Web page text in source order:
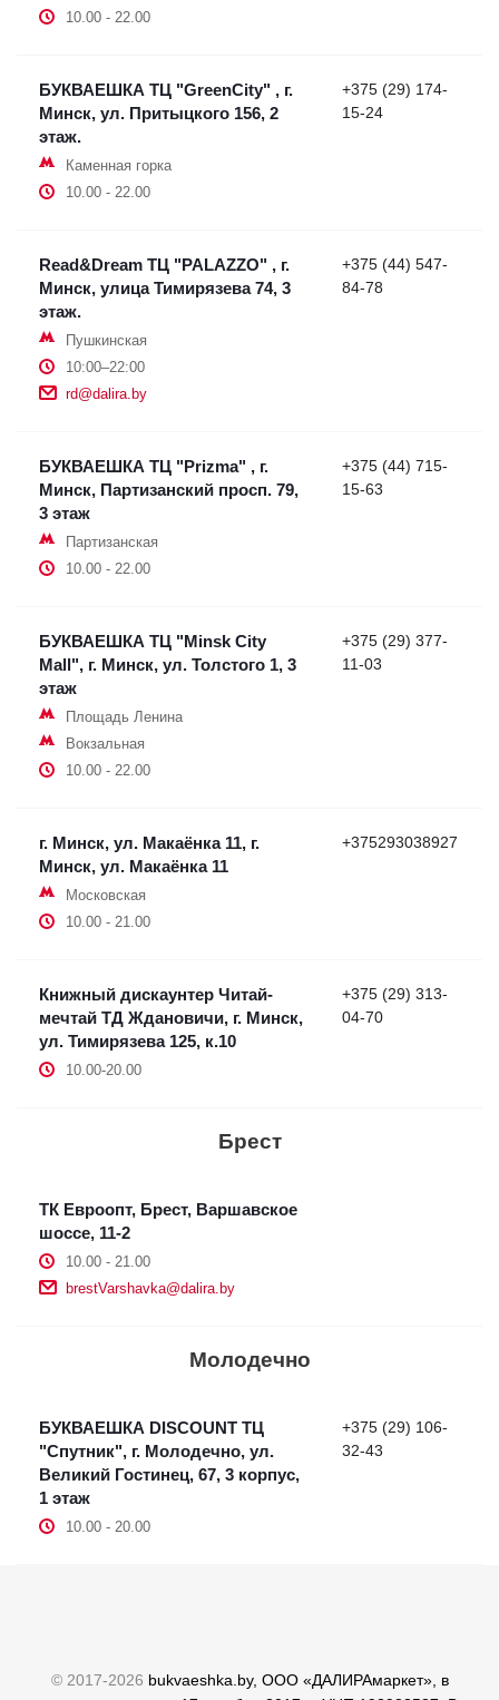
10.00 - 22.00
БУКВАЕШКА ТЦ "GreenCity" , г.
Минск, ул. Притыцкого 156, 2
этаж.
Каменная горка
10.00 - 22.00
+375 (29) 174-
15-24
Read&Dream ТЦ "PALAZZO" , г.
Минск, улица Тимирязева 74, 3
этаж.
Пушкинская
10:00–22:00
rd@dalira.by
+375 (44) 547-
84-78
БУКВАЕШКА ТЦ "Prizma" , г.
Минск, Партизанский просп. 79,
3 этаж
Партизанская
10.00 - 22.00
+375 (44) 715-
15-63
БУКВАЕШКА ТЦ "Minsk City
Mall", г. Минск, ул. Толстого 1, 3
этаж
Площадь Ленина
Вокзальная
10.00 - 22.00
+375 (29) 377-
11-03
г. Минск, ул. Макаёнка 11, г.
Минск, ул. Макаёнка 11
Московская
10.00 - 21.00
+375293038927
Книжный дискаунтер Читай-
мечтай ТД Ждановичи, г. Минск,
ул. Тимирязева 125, к.10
10.00-20.00
+375 (29) 313-
04-70
Брест
ТК Евроопт, Брест, Варшавское
шоссе, 11-2
10.00 - 21.00
brestVarshavka@dalira.by
Молодечно
БУКВАЕШКА DISCOUNT ТЦ
"Спутник", г. Молодечно, ул.
Великий Гостинец, 67, 3 корпус,
1 этаж
10.00 - 20.00
+375 (29) 106-
32-43
© 2017-2026 bukvaeshka.by, ООО «ДАЛИРАмаркет», в